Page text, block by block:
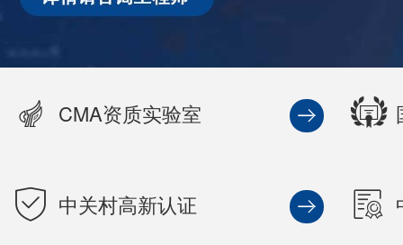
CMA资质实验室
中关村高新认证